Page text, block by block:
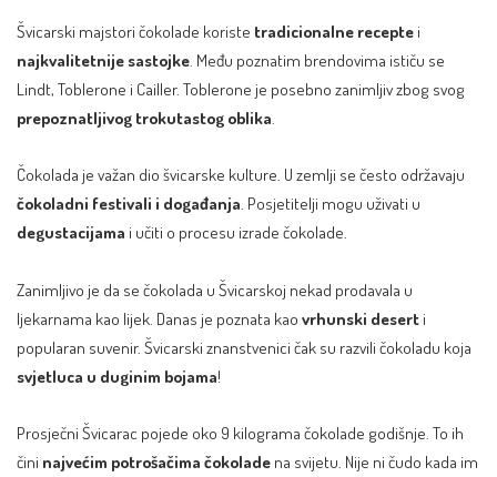
Švicarski majstori čokolade koriste tradicionalne recepte i
najkvalitetnije sastojke . Među poznatim brendovima ističu se
Lindt, Toblerone i Cailler. Toblerone je posebno zanimljiv zbog svog
prepoznatljivog trokutastog oblika
Čokolada je važan dio švicarske kulture. U zemlji se često održavaju
čokoladni festivali i događanja. Posjetitelji mogu uživati u
degustacijama i učiti o procesu izrade čokolade.
Zanimljivo je da se čokolada u Švicarskoj nekad prodavala u
ljekarnama kao lijek. Danas je poznata kao vrhunski desert i
popularan suvenir. Švicarski znanstvenici čak su razvili čokoladu koja
svjetluca u duginim bojama!
Prosječni Švicarac pojede oko 9 kilograma čokolade godišnje. To ih
čini najvećim potrošačima čokolade na svijetu. Nije ni čudo kada im